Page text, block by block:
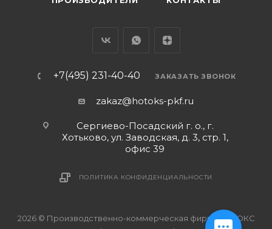
+7(495) 231-40-40 ЗАКАЗАТЬ ЗВОНОК
zakaz@hotoks-pkf.ru
Сергиево-Посадский г. о., г.
Хотьково, ул. Заводская, д. 3, стр. 1,
офис 39
ПОЛИТИКА КОНФИДЕНЦИАЛЬНОСТИ
2026 © Производственно-коммерческая фирма ХОТОКС